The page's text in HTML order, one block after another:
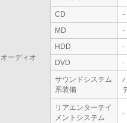
オーディオ
CD
-
MD
-
HDD
-
DVD
-
サウンドシステム
系装備
リアエンターテイ
メントシステム
-